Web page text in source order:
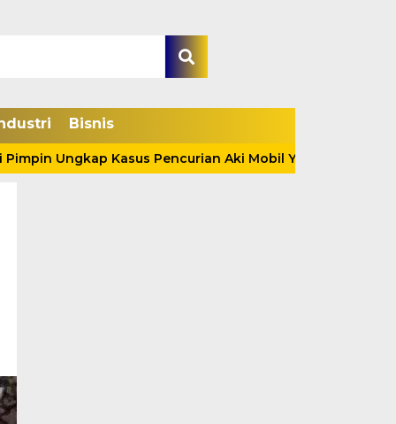
Bisnis
Kasus Pencurian Aki Mobil Yang Sering Meresahkan